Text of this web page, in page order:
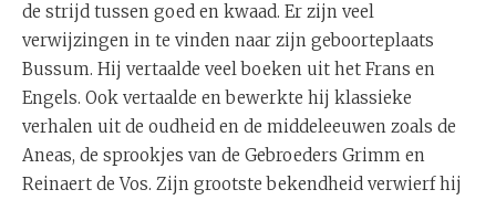
de strijd tussen goed en kwaad. Er zijn veel
verwijzingen in te vinden naar zijn geboorteplaats
Bussum. Hij vertaalde veel boeken uit het Frans en
Engels. Ook vertaalde en bewerkte hij klassieke
verhalen uit de oudheid en de middeleeuwen zoals de
Aneas, de sprookjes van de Gebroeders Grimm en
Reinaert de Vos. Zijn grootste bekendheid verwierf hij